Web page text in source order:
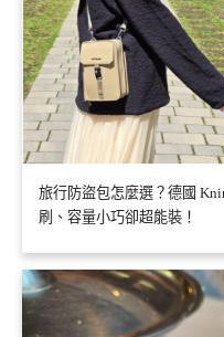
旅行防盜包怎麼選？德國
刷、容量小巧卻超能裝！